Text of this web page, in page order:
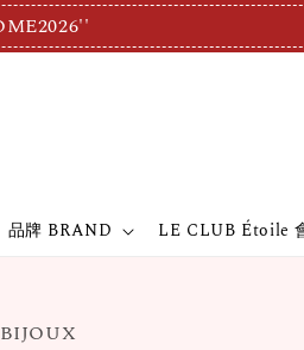
品牌 BRAND LE CLUB Étoile